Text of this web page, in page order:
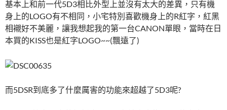
基本上和前一代5D3相比外型上並沒有太大的差異，只有機
身上的LOGO有不相同，小宅特別喜歡機身上的R紅字，紅黑
相襯好不美麗，讓我想起我的第一台CANON單眼，當時在日
本買的KISS也是紅字LOGO~~(飄遠了)
而5DSR到底多了什麼厲害的功能來超越了5D3呢?